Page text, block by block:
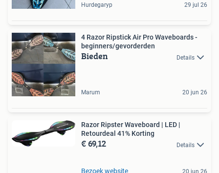
Hurdegaryp 29 jul 26
4 Razor Ripstick Air Pro Waveboards -
beginners/gevorderden
Bieden Details
Marum 20 jun 26
Razor Ripster Waveboard | LED |
Retourdeal 41% Korting
€ 69,12 Details
Bezoek website 20 jun 26